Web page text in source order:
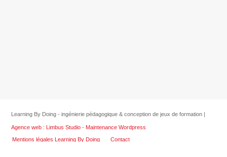
Learning By Doing - ingénierie pédagogique & conception de jeux de formation |
Agence web : Limbus Studio - Maintenance Wordpress
Mentions légales Learning By Doing
Contact